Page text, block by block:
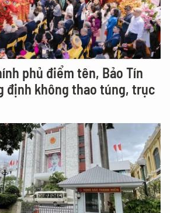
phủ điểm tên, Bảo Tín
định không thao túng, trục